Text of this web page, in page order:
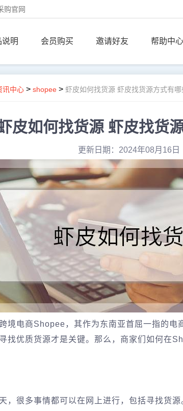
购官网
说明 会员购买 邀请好友 帮助中心
讯中心 > shopee > 虾皮如何找货源 虾皮找货源方式有哪
皮如何找货源 虾皮找货
更新日期：2024年08月16日
境电商Shopee，其作为东南亚首屈一指的电
找优质货源才是关键。那么，商家们如何在
，很多事情都可以在网上进行，包括寻找货